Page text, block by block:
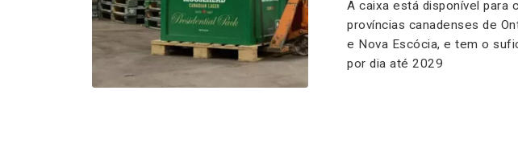
A caixa está disponível para
províncias canadenses de
e Nova Escócia, e tem o
por dia até 2029